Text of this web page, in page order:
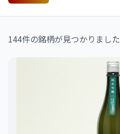
144件の銘柄が見つかりました